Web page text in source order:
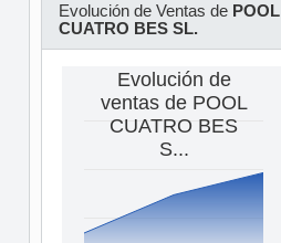
Evolución de Ventas de POOL
CUATRO BES SL.
Evolución de
ventas de POOL
CUATRO BES
S...